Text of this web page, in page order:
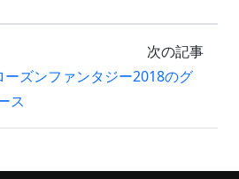
次の記事
ズンファンタジー2018のグ
ス